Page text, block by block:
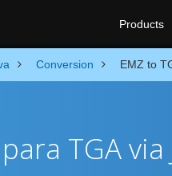
Products
Conversion EMZ to
TGA via